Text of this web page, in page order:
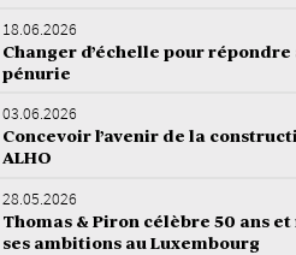
18.06.2026
Changer d’échelle pour répondre
pénurie
03.06.2026
Concevoir l’avenir de la
ALHO
28.05.2026
Thomas & Piron célèbre 50 ans
ses ambitions au Luxembourg